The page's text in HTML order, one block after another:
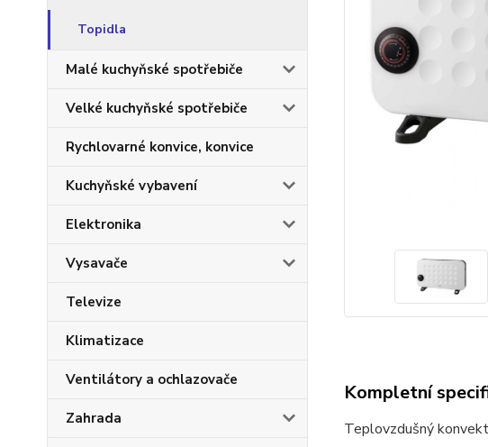
Topidla
Malé kuchyňské spotřebiče
Velké kuchyňské spotřebiče
Rychlovarné konvice, konvice
Kuchyňské vybavení
Elektronika
Vysavače
Televize
Klimatizace
Ventilátory a ochlazovače
Zahrada
Kompletní
Teplovzdušný